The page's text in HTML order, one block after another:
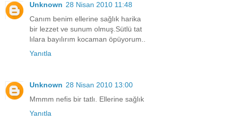
Unknown 28 Nisan 2010 11:48
Canım benim ellerine sağlık harika
bir lezzet ve sunum olmuş.Sütlü tat
lılara bayılırım kocaman öpüyorum..
Yanıtla
Unknown 28 Nisan 2010 13:00
Mmmm nefis bir tatlı. Ellerine sağlık
Yanıtla